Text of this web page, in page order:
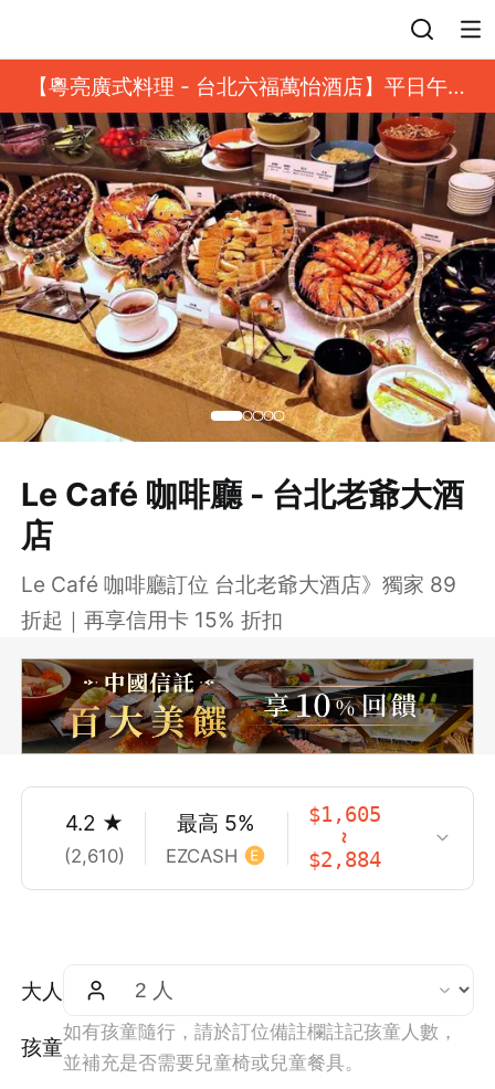
【粵亮廣式料理 - 台北六福萬怡酒店】平日午餐
8 折起｜靓港點套餐
Le Café 咖啡廳 - 台北老爺大酒
店
Le Café 咖啡廳訂位 台北老爺大酒店》獨家 89
折起｜再享信用卡 15% 折扣
4.2 ★
(2,610)
最高 5%
EZCASH
$1,605
~
$2,884
大人
孩童
如有孩童隨行，請於訂位備註欄註記孩童人數，
並補充是否需要兒童椅或兒童餐具。